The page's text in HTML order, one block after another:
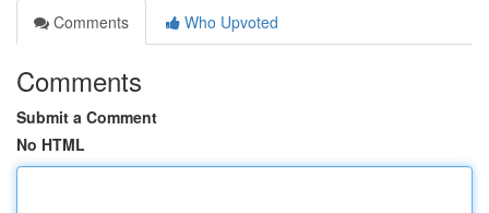
Comments
Who Upvoted
Comments
Submit a Comment
No HTML